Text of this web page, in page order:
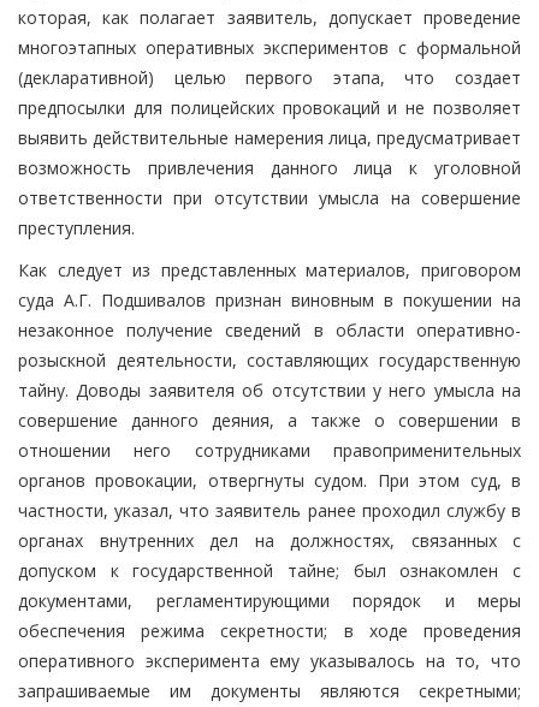
которая, как полагает заявитель, допускает проведение
многоэтапных оперативных экспериментов с формальной
(декларативной) целью первого этапа, что создает
предпосылки для полицейских провокаций и не позволяет
выявить действительные намерения лица, предусматривает
возможность привлечения данного лица к уголовной
ответственности при отсутствии умысла на совершение
преступления.
Как следует из представленных материалов, приговором
суда А.Г. Подшивалов признан виновным в покушении на
незаконное получение сведений в области оперативно-
розыскной деятельности, составляющих государственную
тайну. Доводы заявителя об отсутствии у него умысла на
совершение данного деяния, а также о совершении в
отношении него сотрудниками правоприменительных
органов провокации, отвергнуты судом. При этом суд, в
частности, указал, что заявитель ранее проходил службу в
органах внутренних дел на должностях, связанных с
допуском к государственной тайне; был ознакомлен с
документами, регламентирующими порядок и меры
обеспечения режима секретности; в ходе проведения
оперативного эксперимента ему указывалось на то, что
запрашиваемые им документы являются секретными;